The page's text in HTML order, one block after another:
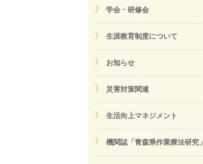
学会・研修会
生涯教育制度について
お知らせ
災害対策関連
生活向上マネジメント
機関誌「青森県作業療法研究」